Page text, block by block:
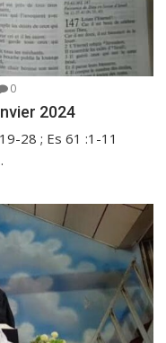
0
2024
28 ; Es 61 :1-11